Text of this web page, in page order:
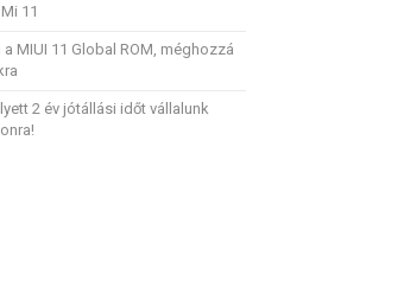
11
MIUI 11 Global ROM, méghozzá
2 év jótállási időt vállalunk